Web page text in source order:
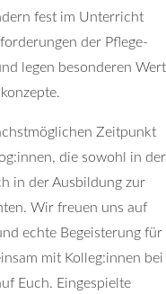
fest im Unterricht
der Pflege-
legen besonderen Wert
Zeitpunkt
die sowohl in der
in der Ausbildung zur
Wir freuen uns auf
echte Begeisterung für
mit Kolleg:innen bei
Euch. Eingespielte